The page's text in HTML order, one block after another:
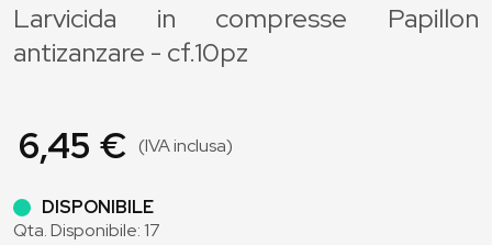
Larvicida in compresse Papillon
antizanzare - cf.10pz
6,45 € (IVA inclusa)
DISPONIBILE
Qta. Disponibile: 17